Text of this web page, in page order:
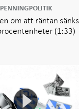
PENNINGPOLITIK
om att räntan sänks
(1:33)